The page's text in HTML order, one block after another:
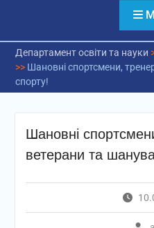
Департамент освіти та науки
>> Шановні спортсмени,
спорту!
Шановні
ветерани та